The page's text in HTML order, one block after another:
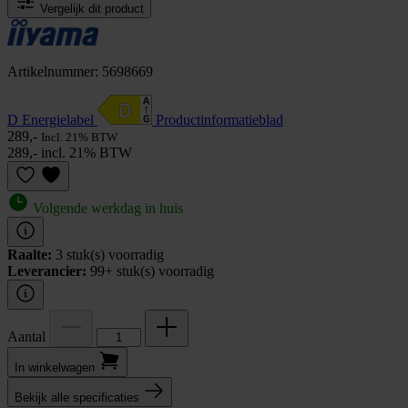
Vergelijk dit product
Artikelnummer: 5698669
D Energielabel
Product­informatieblad
289,- Incl. 21% BTW
289,- incl. 21% BTW
Volgende werkdag in huis
Raalte: 3 stuk(s) voorradig
Leverancier: 99+ stuk(s) voorradig
Aantal
In winkel­wagen
Bekijk alle specificaties